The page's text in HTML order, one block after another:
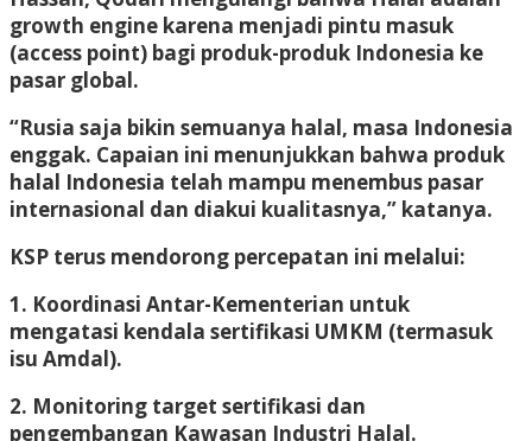
growth engine karena menjadi pintu masuk
(access point) bagi produk-produk Indonesia ke
pasar global.
“Rusia saja bikin semuanya halal, masa Indonesia
enggak. Capaian ini menunjukkan bahwa produk
halal Indonesia telah mampu menembus pasar
internasional dan diakui kualitasnya,” katanya.
KSP terus mendorong percepatan ini melalui:
1. Koordinasi Antar-Kementerian untuk
mengatasi kendala sertifikasi UMKM (termasuk
isu Amdal).
2. Monitoring target sertifikasi dan
pengembangan Kawasan Industri Halal.